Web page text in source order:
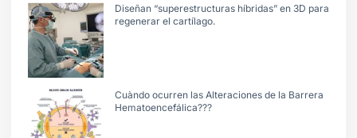
Diseñan “superestructuras híbridas” en 3D para
regenerar el cartílago.
Cuàndo ocurren las Alteraciones de la Barrera
Hematoencefálica???